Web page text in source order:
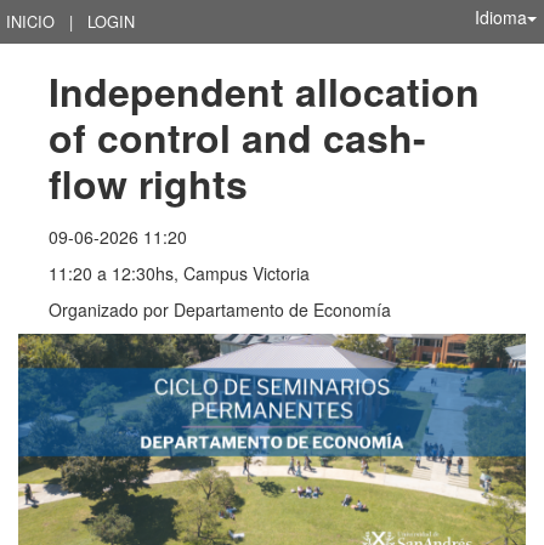
INICIO | LOGIN Idioma
Independent allocation
of control and cash-
flow rights
09-06-2026 11:20
11:20 a 12:30hs, Campus Victoria
Organizado por Departamento de Economía